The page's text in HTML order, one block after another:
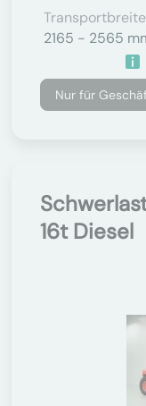
Transportbreite
2165 - 2565
Nur für
16t Diesel